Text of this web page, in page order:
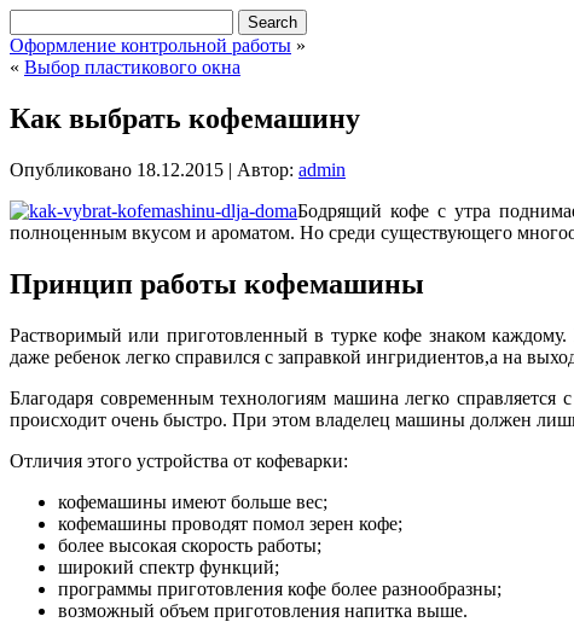
Оформление контрольной работы »
« Выбор пластикового окна
Как выбрать кофемашину
Опубликовано 18.12.2015 | Автор: admin
Бодрящий кофе с утра
полноценным вкусом и ароматом. Но среди существующего
Принцип работы кофемашины
Растворимый или приготовленный в турке кофе знаком
даже ребенок легко справился с заправкой ингридиентов,а на
Благодаря современным технологиям машина легко
происходит очень быстро. При этом владелец машины должен
Отличия этого устройства от кофеварки:
кофемашины имеют больше вес;
кофемашины проводят помол зерен кофе;
более высокая скорость работы;
широкий спектр функций;
программы приготовления кофе более разнообразны;
возможный объем приготовления напитка выше.